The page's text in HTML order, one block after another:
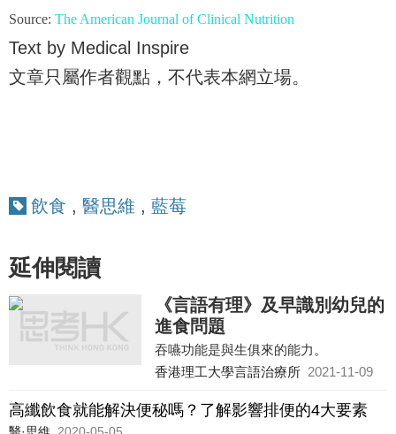
Source: The American Journal of Clinical Nutrition
Text by Medical Inspire
文章只屬作者觀點，不代表本網立場。
飲食 , 醫思維 , 藍莓
延伸閱讀
《言語有理》及早識別幼兒的
進食問題
吞嚥功能是與生俱來的能力。
香港理工大學言語治療所 2021-11-09
高纖飲食就能解決便秘嗎？了解影響排便的4大要素